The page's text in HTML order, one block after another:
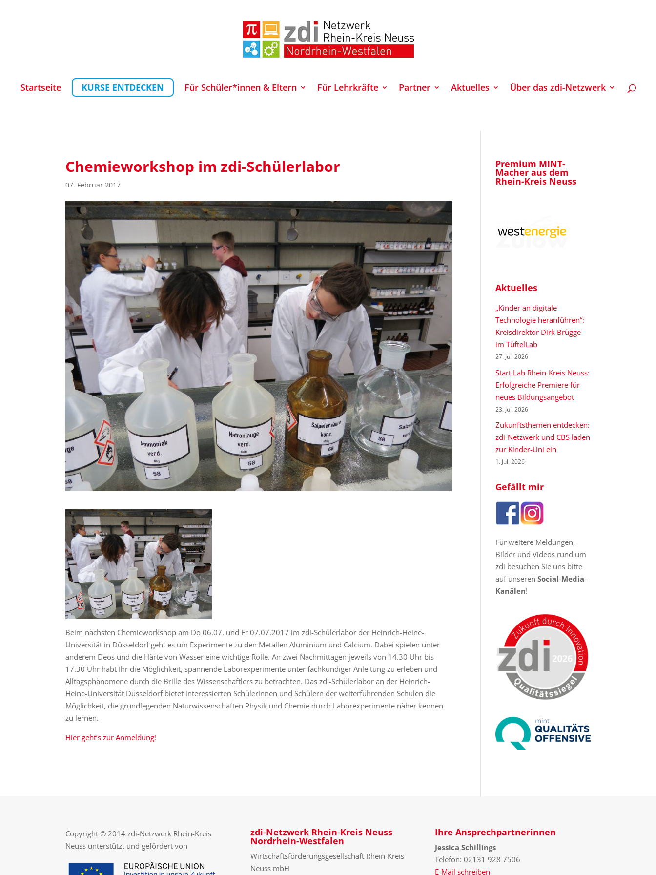
Startseite KURSE ENTDECKEN Für Schüler*innen & Eltern Für Lehrkräfte Partner Aktuelles Über das zdi-Netzwerk
Chemieworkshop im zdi-Schülerlabor
07. Februar 2017
Beim nächsten Chemieworkshop am Do 06.07. und Fr 07.07.2017 im zdi-Schülerlabor der Heinrich-Heine-
Universität in Düsseldorf geht es um Experimente zu den Metallen Aluminium und Calcium. Dabei spielen unter
anderem Deos und die Härte von Wasser eine wichtige Rolle. An zwei Nachmittagen jeweils von 14.30 Uhr bis
17.30 Uhr habt Ihr die Möglichkeit, spannende Laborexperimente unter fachkundiger Anleitung zu erleben und
Alltagsphänomene durch die Brille des Wissenschaftlers zu betrachten. Das zdi-Schülerlabor an der Heinrich-
Heine-Universität Düsseldorf bietet interessierten Schülerinnen und Schülern der weiterführenden Schulen die
Möglichkeit, die grundlegenden Naturwissenschaften Physik und Chemie durch Laborexperimente näher kennen
zu lernen.
Hier geht’s zur Anmeldung!
Premium MINT-
Macher aus dem
Rhein-Kreis Neuss
Aktuelles
„Kinder an digitale
Technologie heranführen“:
Kreisdirektor Dirk Brügge
im TüftelLab
27. Juli 2026
Start.Lab Rhein-Kreis Neuss:
Erfolgreiche Premiere für
neues Bildungsangebot
23. Juli 2026
Zukunftsthemen entdecken:
zdi-Netzwerk und CBS laden
zur Kinder-Uni ein
1. Juli 2026
Gefällt mir
Für weitere Meldungen,
Bilder und Videos rund um
zdi besuchen Sie uns bitte
auf unserenSocial-Media-
Kanälen!
Copyright © 2014 zdi-Netzwerk Rhein-Kreis
Neuss unterstützt und gefördert von
zdi-Netzwerk Rhein-Kreis Neuss
Nordrhein-Westfalen
Wirtschaftsförderungsgesellschaft Rhein-Kreis
Neuss mbH
Ihre Ansprechpartnerinnen
Jessica Schillings
Telefon: 02131 928 7506
E-Mail schreiben